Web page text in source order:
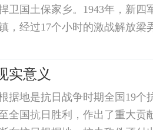
卫国土保家乡。1943年，新四
，经过17个小时的激战解放梁
击司令部先后进驻梁弄镇。从
实意义
据地是抗日战争时期全国19个
全国抗日胜利，作出了重大贡